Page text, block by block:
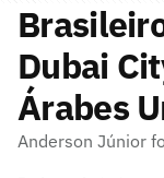
Dubai
Árabes
Anderson Júnior